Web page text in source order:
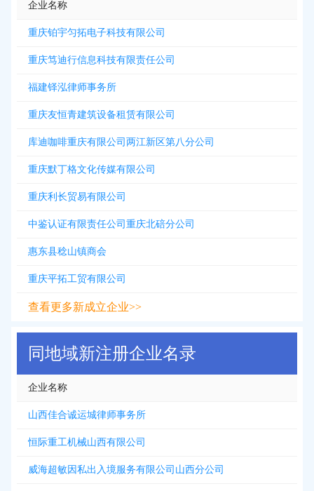
企业名称
重庆铂宇匀拓电子科技有限公司
重庆笃迪行信息科技有限责任公司
福建铎泓律师事务所
重庆友恒青建筑设备租赁有限公司
库迪咖啡重庆有限公司两江新区第八分公司
重庆默丁格文化传媒有限公司
重庆利长贸易有限公司
中鉴认证有限责任公司重庆北碚分公司
惠东县稔山镇商会
重庆平拓工贸有限公司
查看更多新成立企业>>
同地域新注册企业名录
企业名称
山西佳合诚运城律师事务所
恒际重工机械山西有限公司
威海超敏因私出入境服务有限公司山西分公司